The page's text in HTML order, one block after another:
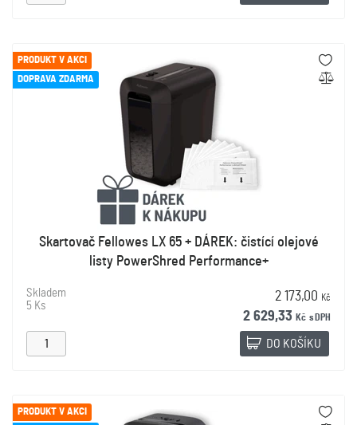
PRODUKT V AKCI
DOPRAVA ZDARMA
Skartovač Fellowes LX 65 + DÁREK: čistící olejové
listy PowerShred Performance+
Skladem
5 Ks
2 173,00 Kč
2 629,33 Kč s DPH
DO KOŠÍKU
PRODUKT V AKCI